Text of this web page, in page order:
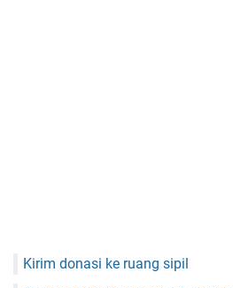
Kirim donasi ke ruang sipil